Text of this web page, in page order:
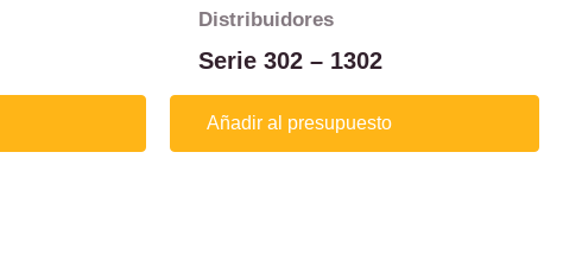
Distribuidores
Serie 302 – 1302
Añadir al presupuesto